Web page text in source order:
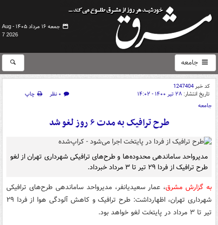
جمعه ۱۶ مرداد ۱۴۰۵ -
Aug
7 2026
جامعه
کد خبر1247404
تاریخ انتشار: ۲۸ تیر ۱۴۰۰ - ۱۴:۰۲ ۰ نظر
چاپ
جامعه
طرح ترافیک به مدت ۶ روز لغو شد
مدیرواحد ساماندهی محدوده‌ها و طرح‌های ترافیکی شهرداری تهران از لغو
طرح ترافیک از فردا ۲۹ تیر تا ۳ مرداد خبرداد.
به گزارش مشرق، عمار سعیدیانفر، مدیرواحد ساماندهی طرح‌های ترافیکی
شهرداری تهران، اظهارداشت: طرح ترافیک و کاهش آلودگی هوا از فردا ۲۹
تیر تا ۳ مرداد در پایتخت لغو خواهد بود.